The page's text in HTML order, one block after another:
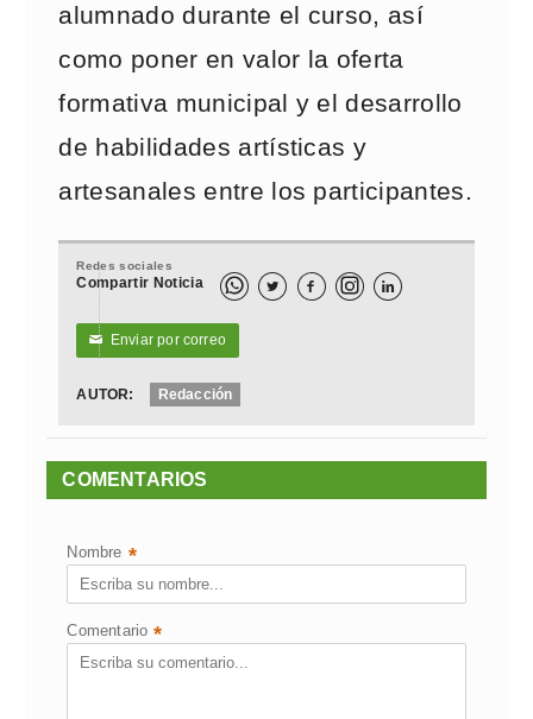
alumnado durante el curso, así
como poner en valor la oferta
formativa municipal y el desarrollo
de habilidades artísticas y
artesanales entre los participantes.
Redes sociales
Compartir Noticia   
✉ Enviar por correo
AUTOR: Redacción
COMENTARIOS
Nombre *
Comentario *